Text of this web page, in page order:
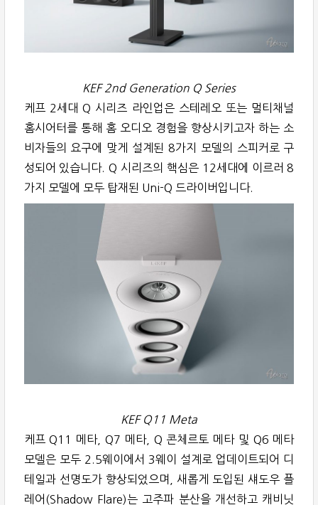
KEF 2nd Generation Q Series
케프 2세대 Q 시리즈 라인업은 스테레오 또는 멀티채널
홈시어터를 통해 홈 오디오 경험을 향상시키고자 하는 소
비자들의 요구에 맞게 설계된 8가지 모델의 스피커로 구
성되어 있습니다. Q 시리즈의 핵심은 12세대에 이르러 8
가지 모델에 모두 탑재된 Uni-Q 드라이버입니다.
KEF Q11 Meta
케프 Q11 메타, Q7 메타, Q 콘체르토 메타 및 Q6 메타
모델은 모두 2.5웨이에서 3웨이 설계로 업데이트되어 디
테일과 선명도가 향상되었으며, 새롭게 도입된 섀도우 플
레어(Shadow Flare)는 고주파 분산을 개선하고 캐비닛